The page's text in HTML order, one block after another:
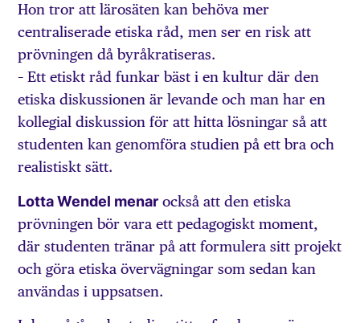
Hon tror att lärosäten kan behöva mer
centraliserade etiska råd, men ser en risk att
prövningen då byråkratiseras.
– Ett etiskt råd funkar bäst i en kultur där den
etiska diskussionen är levande och man har en
kollegial diskussion för att hitta lösningar så att
studenten kan genomföra studien på ett bra och
realistiskt sätt.
Lotta Wendel menar också att den etiska
prövningen bör vara ett pedagogiskt moment,
där studenten tränar på att formulera sitt projekt
och göra etiska övervägningar som sedan kan
användas i uppsatsen.